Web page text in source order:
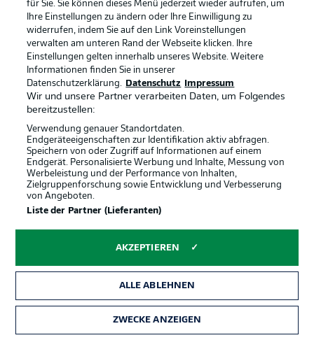
Faire Derbys
Nur vier Platzverweise wurden in diesem eigentlich so
brisanten Bundesliga-Duell ausgesprochen (in den
letzten 19 Spielen keiner), alle gegen Kölner – in 90
Bundesliga-Derbys flog also kein Borusse vom Platz!
Wiedergutmachung?
Borussia Mönchengladbach kassierte am 1. Spieltag
eine klare 0:3-Niederlage bei Borussia Dortmund – für
die Fohlen war es die höchste Bundesliga-Niederlage
unter Trainer Marco Rose. Gleich zwei
Auswärtsniederlagen zum Saisonstart gab es für den
VfL zuletzt vor fünf Jahren.
Zweimal daheim
Nach dem Heimspiel gegen die Borussia darf der FC
Spieltag empfängt man dann Eintracht Frankfurt.
Erstes Geisterspiel
für Sie. Sie können dieses Menü jederzeit wieder aufrufen, um
Ihre Einstellungen zu ändern oder Ihre Einwilligung zu
widerrufen, indem Sie auf den Link Voreinstellungen
verwalten am unteren Rand der Webseite klicken. Ihre
Einstellungen gelten innerhalb unseres Website. Weitere
Informationen finden Sie in unserer
Datenschutzerklärung.
Datenschutz Impressum
Wir und unsere Partner verarbeiten Daten, um Folgendes
bereitzustellen:
Verwendung genauer Standortdaten.
Endgeräteeigenschaften zur Identifikation aktiv abfragen.
Speichern von oder Zugriff auf Informationen auf einem
Endgerät. Personalisierte Werbung und Inhalte, Messung von
Werbeleistung und der Performance von Inhalten,
Zielgruppenforschung sowie Entwicklung und Verbesserung
von Angeboten.
Liste der Partner (Lieferanten)
AKZEPTIEREN
ALLE ABLEHNEN
ZWECKE ANZEIGEN